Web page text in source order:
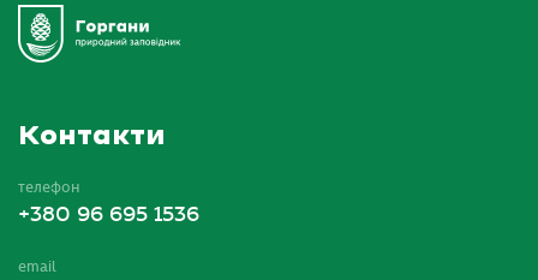
Контакти
телефон
+380 96 695 1536
email